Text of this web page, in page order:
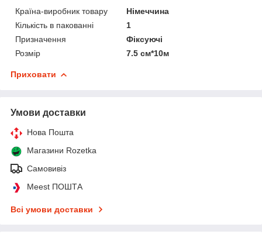
Країна-виробник товару
Німеччина
Кількість в пакованні
1
Призначення
Фіксуючі
Розмір
7.5 см*10м
Приховати
Умови доставки
Нова Пошта
Магазини Rozetka
Самовивіз
Meest ПОШТА
Всі умови доставки